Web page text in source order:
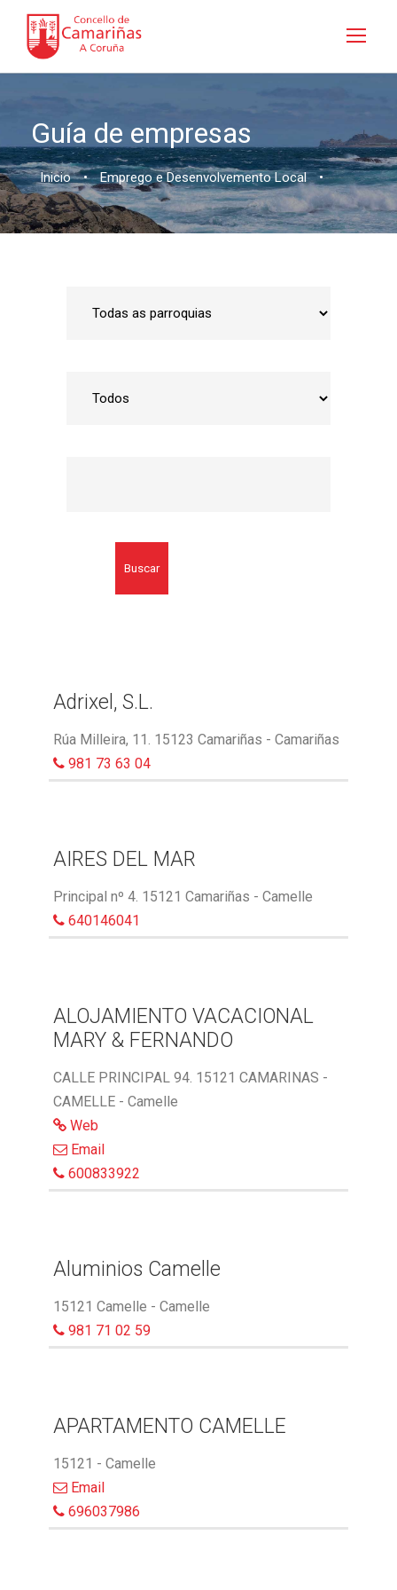
Guía de empresas
Inicio • Emprego e Desenvolvemento Local •
Buscar
Adrixel, S.L.
Rúa Milleira, 11. 15123 Camariñas - Camariñas
981 73 63 04
AIRES DEL MAR
Principal nº 4. 15121 Camariñas - Camelle
640146041
ALOJAMIENTO VACACIONAL
MARY & FERNANDO
CALLE PRINCIPAL 94. 15121 CAMARINAS -
CAMELLE - Camelle
Web
Email
600833922
Aluminios Camelle
15121 Camelle - Camelle
981 71 02 59
APARTAMENTO CAMELLE
15121 - Camelle
Email
696037986